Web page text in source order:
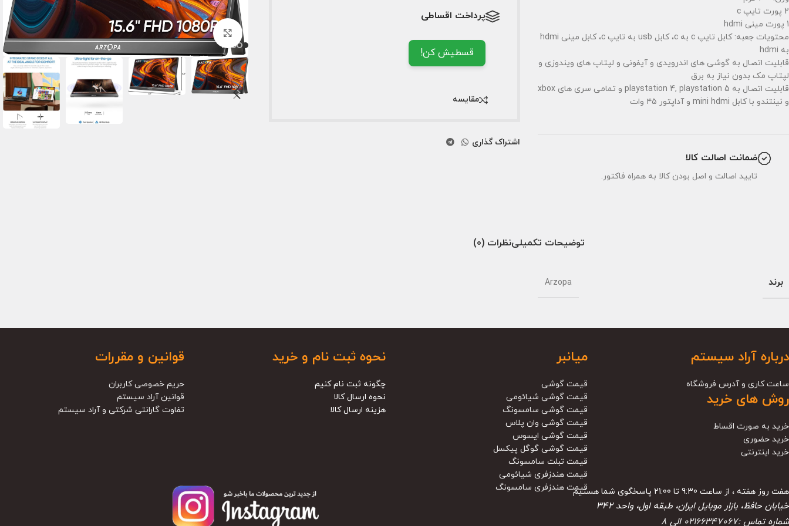
برای بزرگنمایی کلیک کنید
پرداخت اقساطی
قسطیش کن!
مقایسه
اشتراک گذاری
2 پورت تایپ c
1 پورت مینی hdmi
محتویات جعبه: کابل تایپ c به c، کابل usb به تایپ c، کابل مینی hdmi
به hdmi
قابلیت اتصال به گوشی های اندرویدی و آیفونی و لپتاپ های ویندوزی و
لپتاپ مک بدون نیاز به برق
قابلیت اتصال به playstation 4, playstation 5 و تمامی سری های xbox
و نینتندو با کابل mini hdmi و آداپتور ۴۵ وات
ضمانت اصالت کالا
تایید اصالت و اصل بودن کالا به همراه فاکتور.
توضیحات تکمیلینظرات (0)
برند Arzopa
قوانین و مقررات
حریم خصوصی کاربران
قوانین آراد سیستم
تفاوت گارانتی شرکتی و آراد سیستم
نحوه ثبت نام و خرید
چگونه ثبت نام کنیم
نحوه ارسال کالا
هزینه ارسال کالا
میانبر
قیمت گوشی
قیمت گوشی شیائومی
قیمت گوشی سامسونگ
قیمت گوشی وان پلاس
قیمت گوشی ایسوس
قیمت گوشی گوگل پیکسل
قیمت تبلت سامسونگ
قیمت هندزفری شیائومی
قیمت هندزفری سامسونگ
درباره آراد سیستم
ساعت کاری و آدرس فروشگاه
روش های خرید
خرید به صورت اقساط
خرید حضوری
خرید اینترنتی
هفت روز هفته ، از ساعت 9:30 تا 21:00 پاسخگوی شما هستیم
خیابان حافظ، بازار موبایل ایران، طبقه اول، واحد ۳۴۲
شماره تماس :02166347067 الی 8